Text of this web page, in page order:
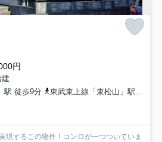
円
駅 徒歩9分
東武東上線「東松山」駅 徒歩47分
現するこの物件！コンロが一つついていま